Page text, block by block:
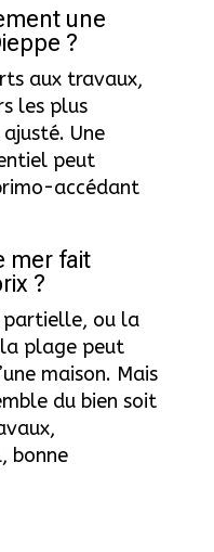
une
?
aux travaux,
les plus
Une
peut
accédant
mer fait
?
partielle, ou la
plage peut
maison. Mais
du bien soit
bonne